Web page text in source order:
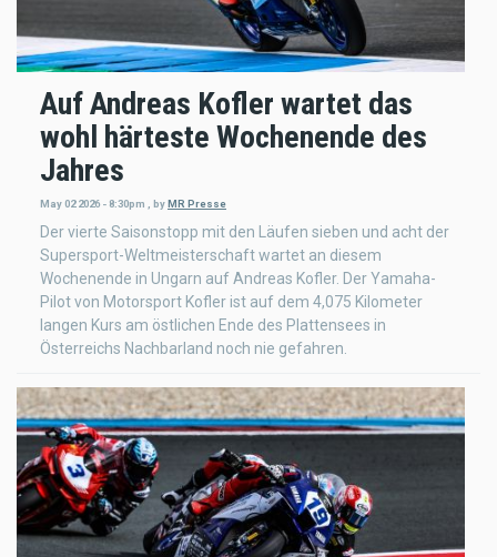
Auf Andreas Kofler wartet das
wohl härteste Wochenende des
Jahres
May 02 2026 - 8:30pm byMR Presse
Der vierte Saisonstopp mit den Läufen sieben und acht der
Supersport-Weltmeisterschaft wartet an diesem
Wochenende in Ungarn auf Andreas Kofler. Der Yamaha-
Pilot von Motorsport Kofler ist auf dem 4,075 Kilometer
langen Kurs am östlichen Ende des Plattensees in
Österreichs Nachbarland noch nie gefahren.